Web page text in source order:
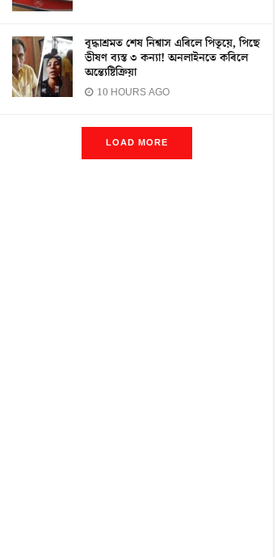
বৃদ্ধাশ্ৰমত শেষ নিশ্বাস এৰিলে পিতৃয়ে, পিছে
ভীষণ ব্যস্ত ৩ কন্যা! অনলাইনতে কৰিলে
অন্ত্যেষ্টিক্ৰিয়া
10 HOURS AGO
LOAD MORE